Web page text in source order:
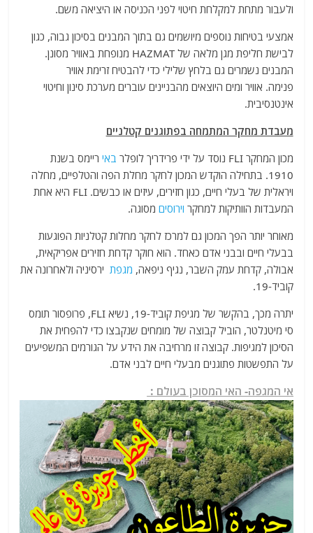
ולעבור מתחת למקלחת חיטוי לפני הכניסה או היציאה משם.
אמצעי בטיחות נוספים מיושמים גם בתוך המבנים בסיכון גבוה, כגון
לבישת חליפת מגן מלאה של HAZMAT מנופחת באוויר מסונן.
המבנים נשמרים גם בלחץ שלילי כדי להבטיח זרימת אוויר
פנימה. אוויר ומים היוצאים מהבניינים עוברים מערכת סינון וחיטוי
אינטנסיבית.
מעבדת מחקר המתמחה בפתוגנים קטלניים
מכון המחקר FLI נוסד על ידי פרידריך לופלר
באי ריימס בשנת
1910. בתחילה הוקדש המכון לחקר מחלת הפה והטלפיים, מחלה
ויראלית של בעלי חיים, כגון חזירים, עיזים או כבשים. FLI היא אחת
המעבדות הוותיקות למחקר וירוסים מסוגה.
מאוחר יותר הפך המכון גם למרכז לחקר מחלות קטלניות הפוגעות
בבעלי חיים ובבני אדם כאחד. הוא חוקר קדחת חזירים אפריקאית,
אבולה, קדחת עמק השבר, נגיף ניפאה, מגפת ירסיניה ולאחרונה את
קוביד-19.
יתרה מכך, בהקשר של מגיפת קוביד-19, נשיא FLI, פרופסור תומס
סי מיטנלטר, הוביל קבוצה של מומחים שנקבצו כדי להפחית את
הסיכון למגיפות. קבוצה זו מרחיבה את הידע על הגורמים המשפיעים
על התפשטות פתוגנים מבעלי חיים לבני אדם.
אי המגפה- האי המסוכן בעולם :